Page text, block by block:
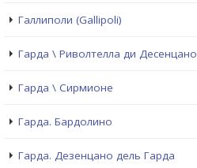
Галлиполи (Gallipoli)
Гарда \ Риволтелла ди Десенцано
Гарда \ Сирмионе
Гарда. Бардолино
Гарда. Дезенцано дель Гарда